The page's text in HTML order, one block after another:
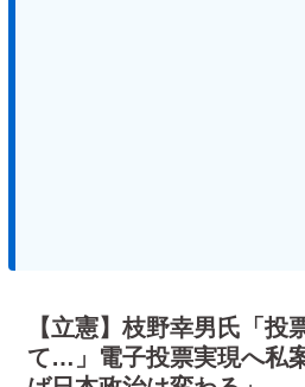
【立憲】枝野幸男氏「投
て…」電子投票実現へ私